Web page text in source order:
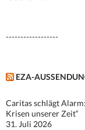
------------------
EZA-
Caritas schlägt
Krisen unserer Zeit“
31. Juli 2026